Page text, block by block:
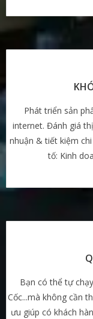
Phát triển sản
internet. Đánh giá
nhuận & tiết kiệm
tố: Kinh
Bạn có thể tự
Cốc...mà không cần
ưu giúp có khách